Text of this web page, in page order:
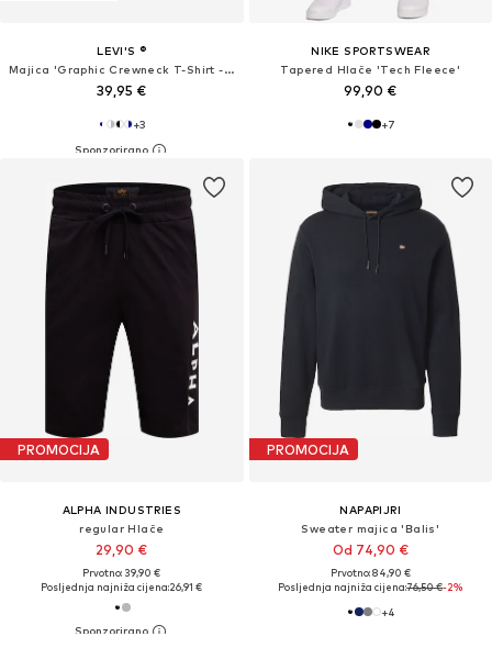
LEVI'S ®
Majica 'Graphic Crewneck T-Shirt - 2 Pack'
39,95 €
+3
NIKE SPORTSWEAR
Tapered Hlače 'Tech Fleece'
99,90 €
+7
PROMOCIJA
ALPHA INDUSTRIES
regular Hlače
29,90 €
Prvotno: 39,90 €
Posljednja najniža cijena:26,91 €
PROMOCIJA
NAPAPIJRI
Sweater majica 'Balis'
Od 74,90 €
Prvotno: 84,90 €
Posljednja najniža cijena:76,50 €-2%
+4